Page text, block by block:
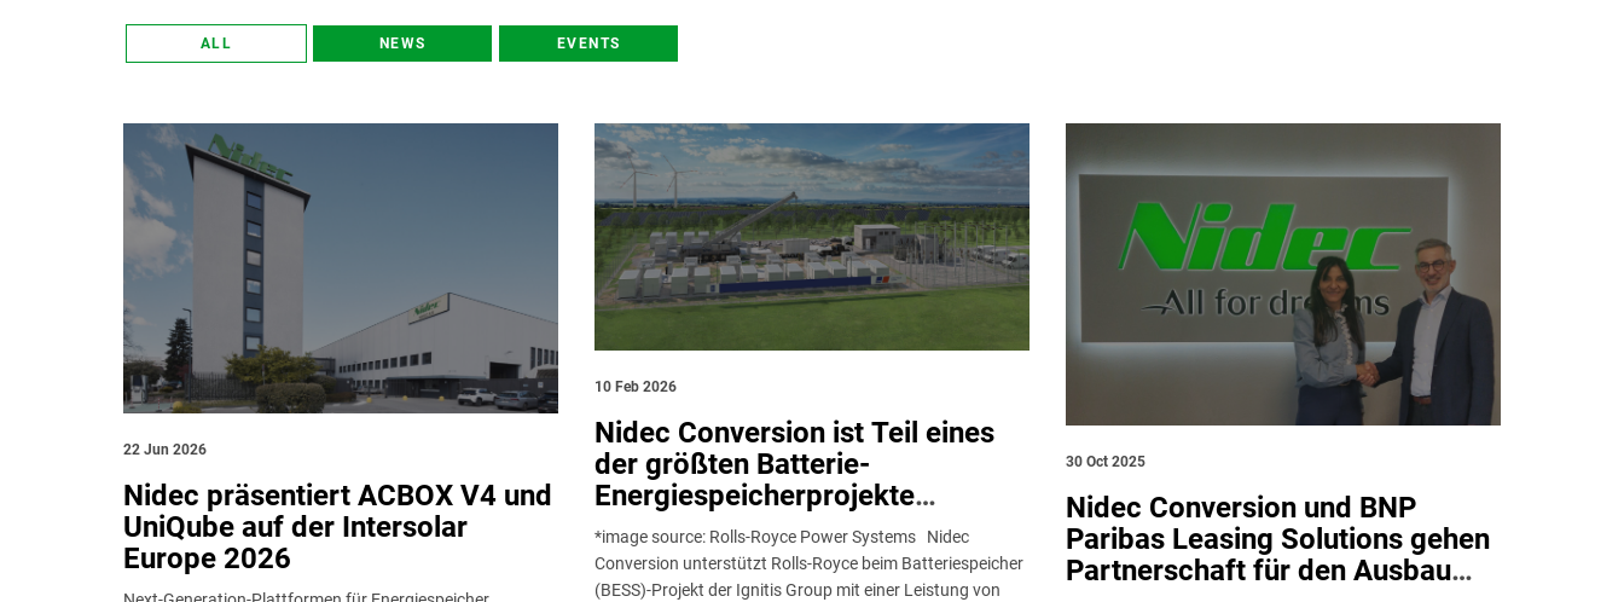
ALL NEWS EVENTS
22 Jun 2026
Nidec präsentiert ACBOX V4 und
UniQube auf der Intersolar
Europe 2026
10 Feb 2026
Nidec Conversion ist Teil eines
der größten Batterie-
Energiespeicherprojekte
Litauens mit fortschrittlichen
Leistungsmodulen in
Kooperation mit Rolls-Royce
*image source: Rolls-Royce Power Systems Nidec
Conversion unterstützt Rolls-Royce beim Batteriespeicher
(BESS)-Projekt der Ignitis Group mit einer Leistung von
30 Oct 2025
Nidec Conversion und BNP
Paribas Leasing Solutions gehen
Partnerschaft für den Ausbau
EMAIL
IHRE FRAGE